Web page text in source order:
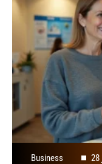
Business 28